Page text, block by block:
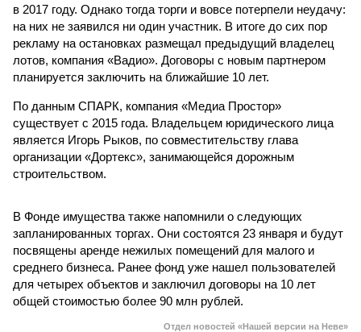
в 2017 году. Однако тогда торги и вовсе потерпели неудачу:
на них не заявился ни один участник. В итоге до сих пор
рекламу на остановках размещал предыдущий владелец
лотов, компания «Вадио». Договоры с новым партнером
планируется заключить на ближайшие 10 лет.
По данным СПАРК, компания «Медиа Простор»
существует с 2015 года. Владельцем юридического лица
является Игорь Рыков, по совместительству глава
организации «Дортекс», занимающейся дорожным
строительством.
В Фонде имущества также напомнили о следующих
запланированных торгах. Они состоятся 23 января и будут
посвящены аренде нежилых помещений для малого и
среднего бизнеса. Ранее фонд уже нашел пользователей
для четырех объектов и заключил договоры на 10 лет
общей стоимостью более 90 млн рублей.
Отдел новостей «Нашей версии на Неве»